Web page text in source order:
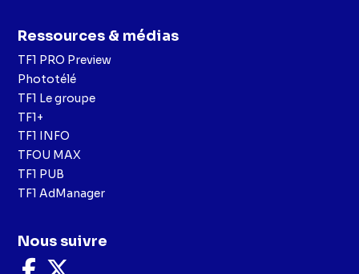
Ressources & médias
TF1 PRO Preview
Phototélé
TF1 Le groupe
TF1+
TF1 INFO
TFOU MAX
TF1 PUB
TF1 AdManager
Nous suivre
Nous